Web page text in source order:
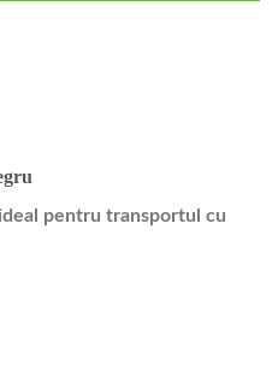
pentru transportul cu